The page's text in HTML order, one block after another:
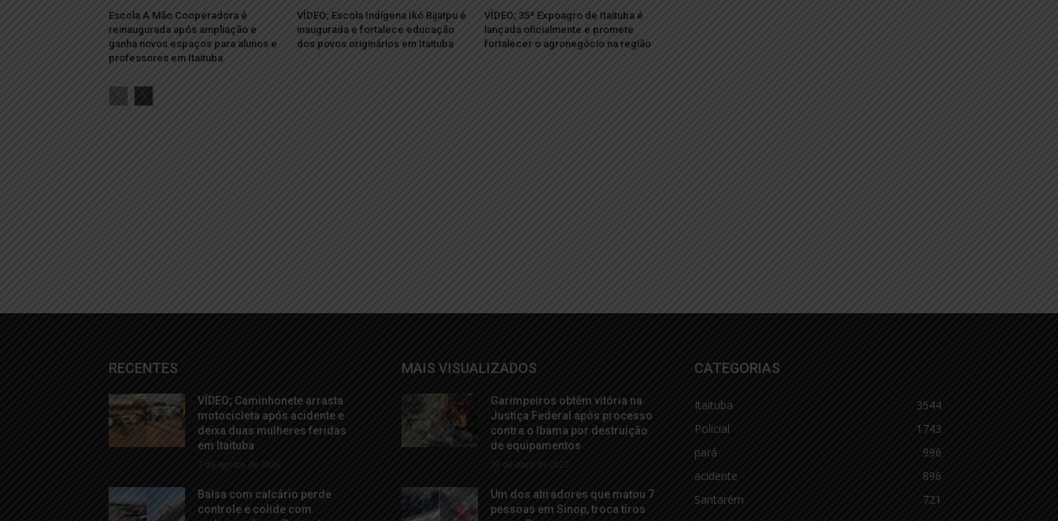
Escola A Mão Cooperadora é
reinaugurada após ampliação e
ganha novos espaços para alunos e
professores em Itaituba
VÍDEO; Escola Indígena Ikó Bijatpu é
inaugurada e fortalece educação
dos povos originários em Itaituba
VÍDEO; 35ª Expoagro de Itaituba é
lançada oficialmente e promete
fortalecer o agronegócio na região
RECENTES
VÍDEO; Caminhonete arrasta
motocicleta após acidente e
deixa duas mulheres feridas
em Itaituba
7 de agosto de 2026
Balsa com calcário perde
controle e colide com
MAIS VISUALIZADOS
Garimpeiros obtêm vitória na
Justiça Federal após processo
contra o Ibama por destruição
de equipamentos
19 de abril de 2023
Um dos atiradores que matou 7
pessoas em Sinop, troca tiros
CATEGORIAS
Itaituba
3544
Policial
1743
pará
996
acidente
896
Santarém
721